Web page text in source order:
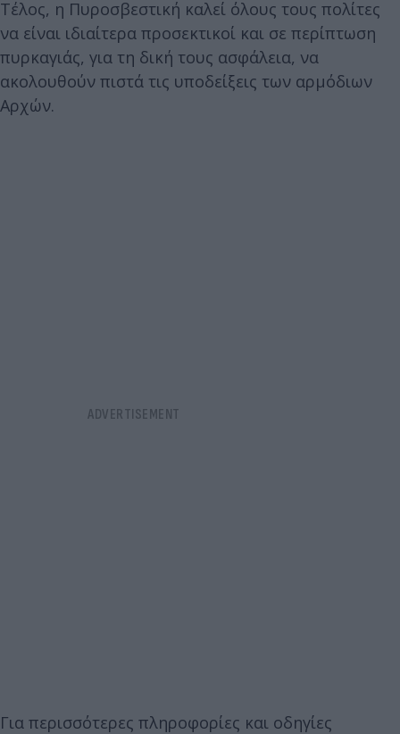
Τέλος, η Πυροσβεστική καλεί όλους τους πολίτες
να είναι ιδιαίτερα προσεκτικοί και σε περίπτωση
πυρκαγιάς, για τη δική τους ασφάλεια, να
ακολουθούν πιστά τις υποδείξεις των αρμόδιων
Αρχών.
Για περισσότερες πληροφορίες και οδηγίες